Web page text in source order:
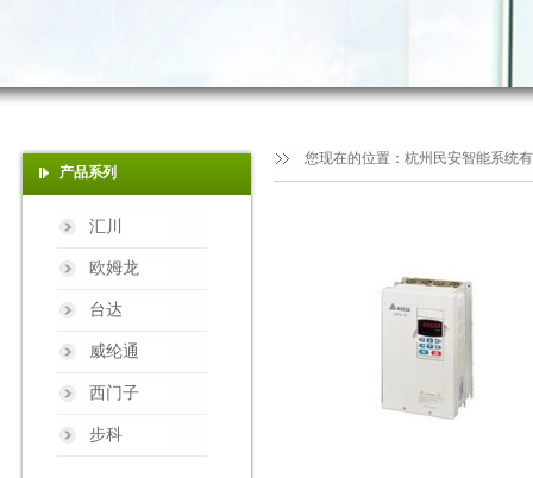
产品系列
汇川
欧姆龙
台达
威纶通
西门子
步科
您现在的位置： 杭州民安智能系统